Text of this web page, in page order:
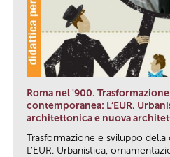
Roma nel '900.
contemporanea: L’EUR.
architettonica e nuova
Trasformazione e sviluppo
L’EUR. Urbanistica,